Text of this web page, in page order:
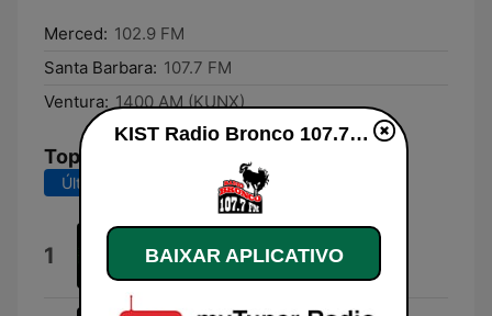
Merced: 102.9 FM
Santa Barbara: 107.7 FM
Ventura: 1400 AM (KUNX)
Top Músicas
Últimos 7 dias Últimos 30 dias
1 Dosis
KIST Radio Bronco 107.7 FM ao vivo
BAIXAR APLICATIVO